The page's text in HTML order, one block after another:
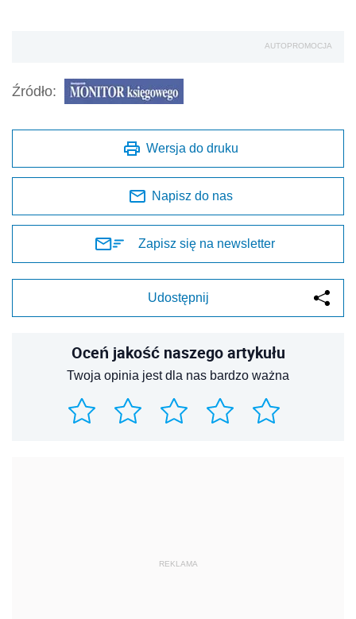
AUTOPROMOCJA
Źródło:
Wersja do druku
Napisz do nas
Zapisz się na newsletter
Udostępnij
Oceń jakość naszego artykułu
Twoja opinia jest dla nas bardzo ważna
REKLAMA